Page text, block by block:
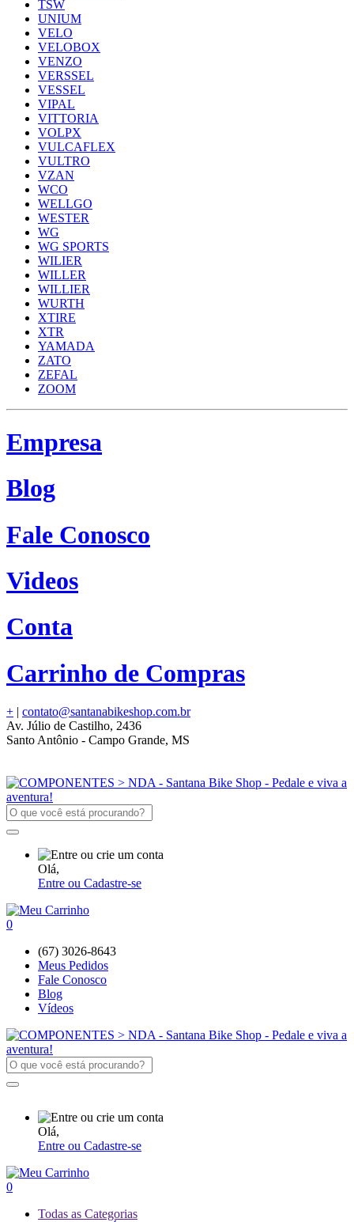
TSW
UNIUM
VELO
VELOBOX
VENZO
VERSSEL
VESSEL
VIPAL
VITTORIA
VOLPX
VULCAFLEX
VULTRO
VZAN
WCO
WELLGO
WESTER
WG
WG SPORTS
WILIER
WILLER
WILLIER
WURTH
XTIRE
XTR
YAMADA
ZATO
ZEFAL
ZOOM
Empresa
Blog
Fale Conosco
Videos
Conta
Carrinho de Compras
+ | contato@santanabikeshop.com.br
Av. Júlio de Castilho, 2436
Santo Antônio - Campo Grande, MS
Olá,
Entre ou Cadastre-se
0
(67) 3026-8643
Meus Pedidos
Fale Conosco
Blog
Vídeos
Olá,
Entre ou Cadastre-se
0
Todas as Categorias